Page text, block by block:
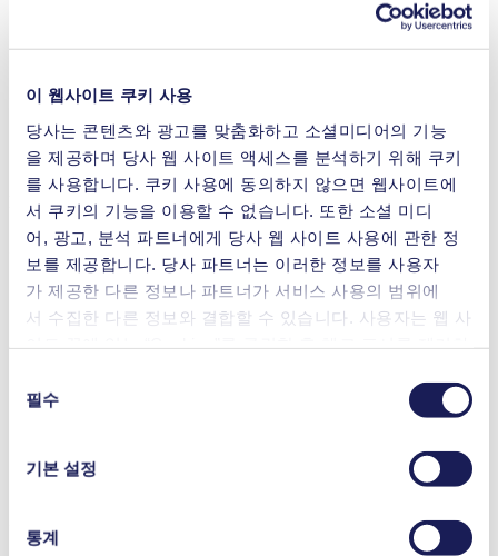
이 웹사이트 쿠키 사용
당사는 콘텐츠와 광고를 맞춤화하고 소셜미디어의 기능
을 제공하며 당사 웹 사이트 액세스를 분석하기 위해 쿠키
를 사용합니다. 쿠키 사용에 동의하지 않으면 웹사이트에
서 쿠키의 기능을 이용할 수 없습니다. 또한 소셜 미디
어, 광고, 분석 파트너에게 당사 웹 사이트 사용에 관한 정
보를 제공합니다. 당사 파트너는 이러한 정보를 사용자
가 제공한 다른 정보나 파트너가 서비스 사용의 범위에
서 수집한 다른 정보와 결합할 수 있습니다. 사용자는 웹 사
사용 중인 쿠키와 그 목적, 법적 토대, 저장 기간 등에 관
개인정보 취급 방침]을 참조하십
필수
기본 설정
통계
특히 한국에서 연료전지 시장의 일원이 되어 기쁘게 생각합니
시장에 큰 영향을 미치는 규칙과 규정이
있나요?
고정식 연료전지 시스템에서 가장 중요한 두 가지 규정은
KGS: AH371과 KS: C8569입니다. 이들은 기본적인 안전 표준
을 규정하고 있습니다. 이러한 표준을 충족하려면 연료전지는
개별 구성품과 시스템 전체의 기능 테스트를 포함한 정기 검사
를 통과해야 합니다. 이 검사는 안전에 중점을 두고 적절한 환
기, 비상 차단 기능, 누출 여부 등을 중점적으로 테스트합니다.
연료전지 시스템은 최소한 KGS: AH371을 충족해야 시장에 출
가장 큰 인증 중 하나는 제로 에너지 빌딩 인증입니다. 500m
2
사용량의 24% 이상을 재생 가능한 자원으로 충당해야 합니다.
건축업자들은 이러한 시스템을 신축 건물의 기반시설에 직접